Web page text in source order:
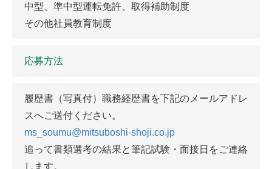
中型、準中型運転免許、取得補助制度
その他社員教育制度
応募方法
履歴書（写真付）職務経歴書を下記のメールアドレ
スへご送付ください。
ms_soumu@mitsuboshi-shoji.co.jp
追って書類選考の結果と筆記試験・面接日をご連絡
します。